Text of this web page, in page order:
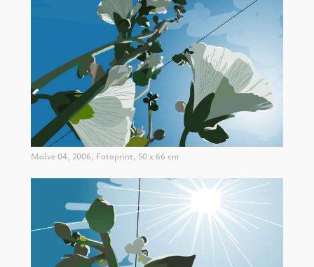
Malve 04, 2006, Fotoprint, 50 x 66 cm